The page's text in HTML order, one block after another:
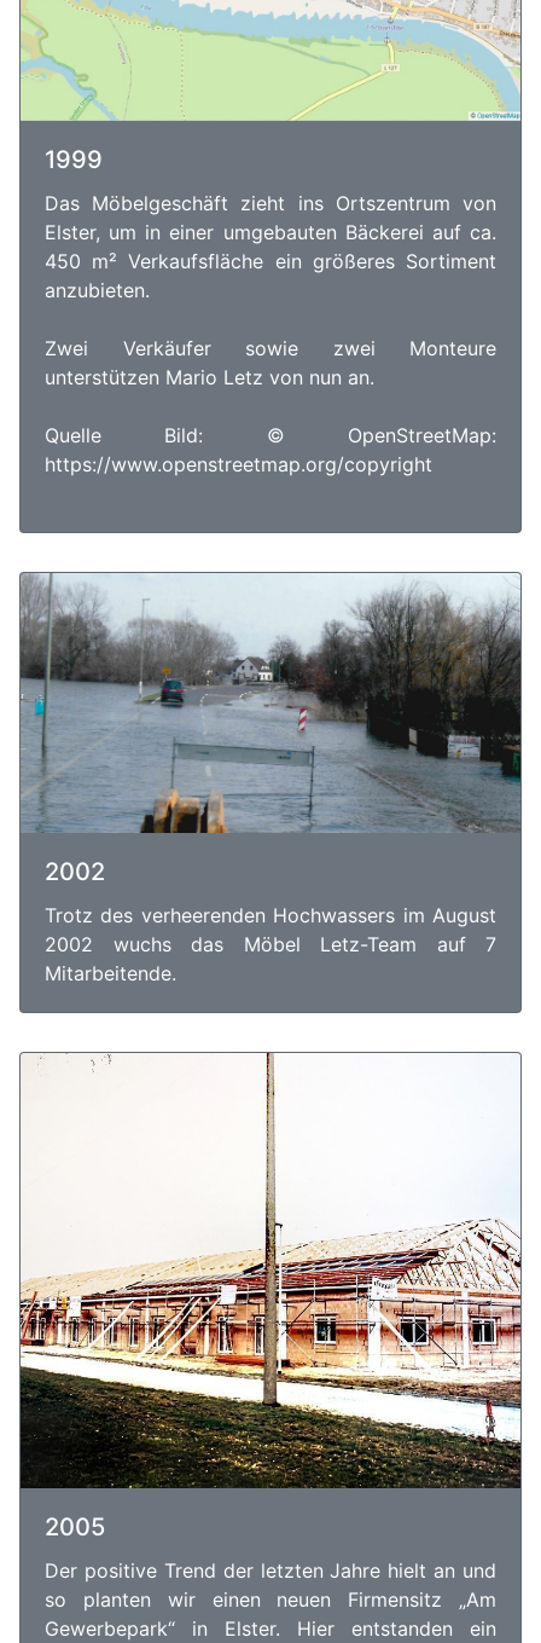
1999
Das Möbelgeschäft zieht ins Ortszentrum von
Elster, um in einer umgebauten Bäckerei auf ca.
450 m² Verkaufsfläche ein größeres Sortiment
anzubieten.
Zwei Verkäufer sowie zwei Monteure
unterstützen Mario Letz von nun an.
Quelle Bild: © OpenStreetMap:
https://www.openstreetmap.org/copyright
2002
Trotz des verheerenden Hochwassers im August
2002 wuchs das Möbel Letz-Team auf 7
Mitarbeitende.
2005
Der positive Trend der letzten Jahre hielt an und
so planten wir einen neuen Firmensitz „Am
Gewerbepark“ in Elster. Hier entstanden ein